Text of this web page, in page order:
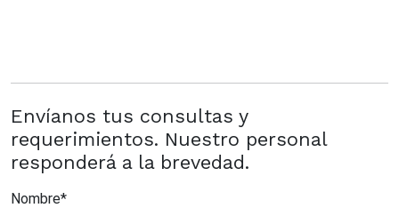
Envíanos tus consultas y
requerimientos. Nuestro personal
responderá a la brevedad.
Nombre*